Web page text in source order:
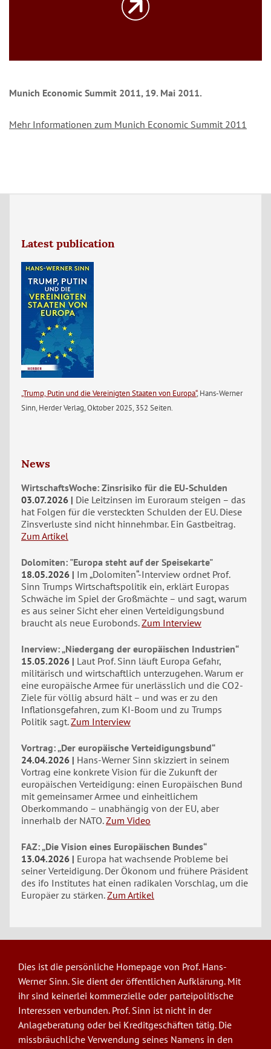
Munich Economic Summit 2011, 19. Mai 2011.
Mehr Informationen zum Munich Economic Summit 2011
Latest publication
„Trump, Putin und die Vereinigten Staaten von Europa“, Hans-Werner
Sinn, Herder Verlag, Oktober 2025, 352 Seiten.
News
WirtschaftsWoche: Zinsrisiko für die EU-Schulden
03.07.2026
Die Leitzinsen im Euroraum steigen – das
hat Folgen für die versteckten Schulden der EU. Diese
Zinsverluste sind nicht hinnehmbar. Ein Gastbeitrag.
Zum Artikel
Dolomiten: "Europa steht auf der Speisekarte"
18.05.2026
Im „Dolomiten“-Interview ordnet Prof.
Sinn Trumps Wirtschaftspolitik ein, erklärt Europas
Schwäche im Spiel der Großmächte – und sagt, warum
es aus seiner Sicht eher einen Verteidigungsbund
braucht als neue Eurobonds. Zum Interview
Inerview: „Niedergang der europäischen Industrien“
15.05.2026
Laut Prof. Sinn läuft Europa Gefahr,
militärisch und wirtschaftlich unterzugehen. Warum er
eine europäische Armee für unerlässlich und die CO2-
Ziele für völlig absurd hält – und was er zu den
Inflationsgefahren, zum KI-Boom und zu Trumps
Politik sagt. Zum Interview
Vortrag: „Der europäische Verteidigungsbund“
24.04.2026
Hans-Werner Sinn skizziert in seinem
Vortrag eine konkrete Vision für die Zukunft der
europäischen Verteidigung: einen Europäischen Bund
mit gemeinsamer Armee und einheitlichem
Oberkommando – unabhängig von der EU, aber
innerhalb der NATO. Zum Video
FAZ: „Die Vision eines Europäischen Bundes“
13.04.2026
Europa hat wachsende Probleme bei
seiner Verteidigung. Der Ökonom und frühere Präsident
des ifo Institutes hat einen radikalen Vorschlag, um die
Europäer zu stärken. Zum Artikel
Dies ist die persönliche Homepage von Prof. Hans-
Werner Sinn. Sie dient der öffentlichen Aufklärung. Mit
ihr sind keinerlei kommerzielle oder parteipolitische
Interessen verbunden. Prof. Sinn ist nicht in der
Anlageberatung oder bei Kreditgeschäften tätig. Die
missbräuchliche Verwendung seines Namens in den